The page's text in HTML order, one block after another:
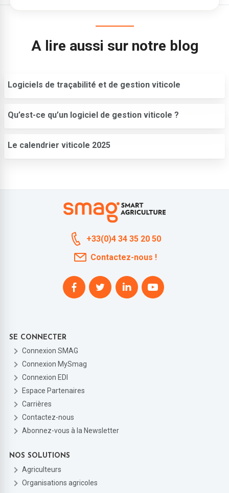
A lire aussi sur notre blog
Logiciels de traçabilité et de gestion viticole
Qu’est-ce qu’un logiciel de gestion viticole ?
Le calendrier viticole 2025
+33(0)4 34 35 20 50
Contactez-nous !
SE CONNECTER
Connexion SMAG
Connexion MySmag
Connexion EDI
Espace Partenaires
Carrières
Contactez-nous
Abonnez-vous à la Newsletter
NOS SOLUTIONS
Agriculteurs
Organisations agricoles